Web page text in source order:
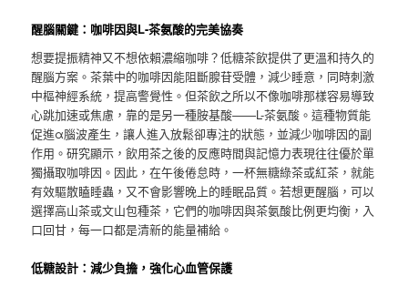
醒腦關鍵：咖啡因與L-茶氨酸的完美協奏
想要提振精神又不想依賴濃縮咖啡？低糖茶飲提供了更溫和持久的
醒腦方案。茶葉中的咖啡因能阻斷腺苷受體，減少睡意，同時刺激
中樞神經系統，提高警覺性。但茶飲之所以不像咖啡那樣容易導致
心跳加速或焦慮，靠的是另一種胺基酸——L-茶氨酸。這種物質能
促進α腦波產生，讓人進入放鬆卻專注的狀態，並減少咖啡因的副
作用。研究顯示，飲用茶之後的反應時間與記憶力表現往往優於單
獨攝取咖啡因。因此，在午後倦怠時，一杯無糖綠茶或紅茶，就能
有效驅散瞌睡蟲，又不會影響晚上的睡眠品質。若想更醒腦，可以
選擇高山茶或文山包種茶，它們的咖啡因與茶氨酸比例更均衡，入
口回甘，每一口都是清新的能量補給。
低糖設計：減少負擔，強化心血管保護